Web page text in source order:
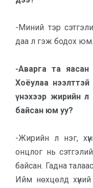
-Миний тэр
даа л гэж бодох юм.
-Аварга та
Хоёулаа нээлттэй
үнэхээр жи­рийн л
байсан юм уу?
-Жирийн л нэг,
онцлог нь
байсан. Гадна
Ийм нөхцөлд